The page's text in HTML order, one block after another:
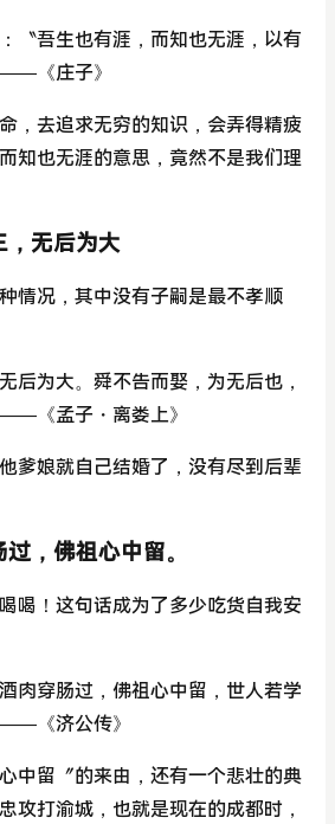
〝吾生也有涯，而知也无涯，以有
《庄子》
，去追求无穷的知识，会弄得精疲
知也无涯的意思，竟然不是我们理
，无后为大
情况，其中没有子嗣是最不孝顺
后为大。舜不告而娶，为无后也，
《孟子・离娄上》
爹娘就自己结婚了，没有尽到后辈
，佛祖心中留。
喝！这句话成为了多少吃货自我安
肉穿肠过，佛祖心中留，世人若学
《济公传》
中留〞的来由，还有一个悲壮的典
攻打渝城，也就是现在的成都时，